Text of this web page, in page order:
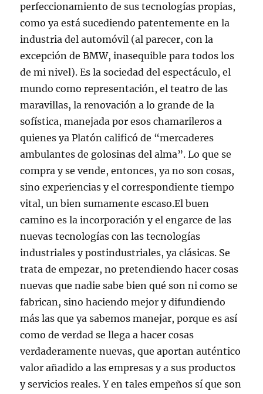
perfeccionamiento de sus tecnologías propias,
como ya está sucediendo patentemente en la
industria del automóvil (al parecer, con la
excepción de BMW, inasequible para todos los
de mi nivel). Es la sociedad del espectáculo, el
mundo como representación, el teatro de las
maravillas, la renovación a lo grande de la
sofística, manejada por esos chamarileros a
quienes ya Platón calificó de “mercaderes
ambulantes de golosinas del alma”. Lo que se
compra y se vende, entonces, ya no son cosas,
sino experiencias y el correspondiente tiempo
vital, un bien sumamente escaso.El buen
camino es la incorporación y el engarce de las
nuevas tecnologías con las tecnologías
industriales y postindustriales, ya clásicas. Se
trata de empezar, no pretendiendo hacer cosas
nuevas que nadie sabe bien qué son ni como se
fabrican, sino haciendo mejor y difundiendo
más las que ya sabemos manejar, porque es así
como de verdad se llega a hacer cosas
verdaderamente nuevas, que aportan auténtico
valor añadido a las empresas y a sus productos
y servicios reales. Y en tales empeños sí que son